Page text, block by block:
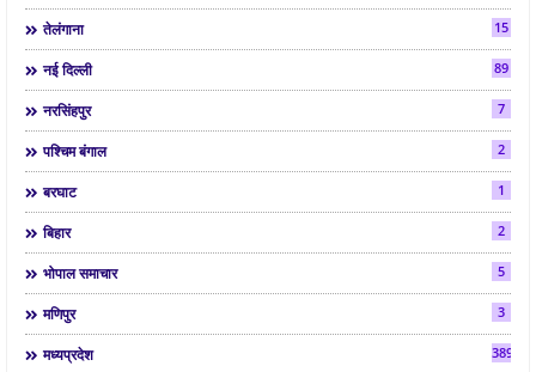
तेलंगाना 15
नई दिल्ली 89
नरसिंहपुर 7
पश्चिम बंगाल 2
बरघाट 1
बिहार 2
भोपाल समाचार 5
मणिपुर 3
मध्यप्रदेश 3892